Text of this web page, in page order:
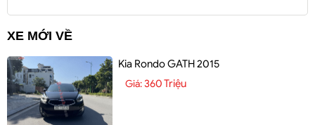
XE MỚI VỀ
Kia Rondo GATH 2015
Giá:360 Triệu